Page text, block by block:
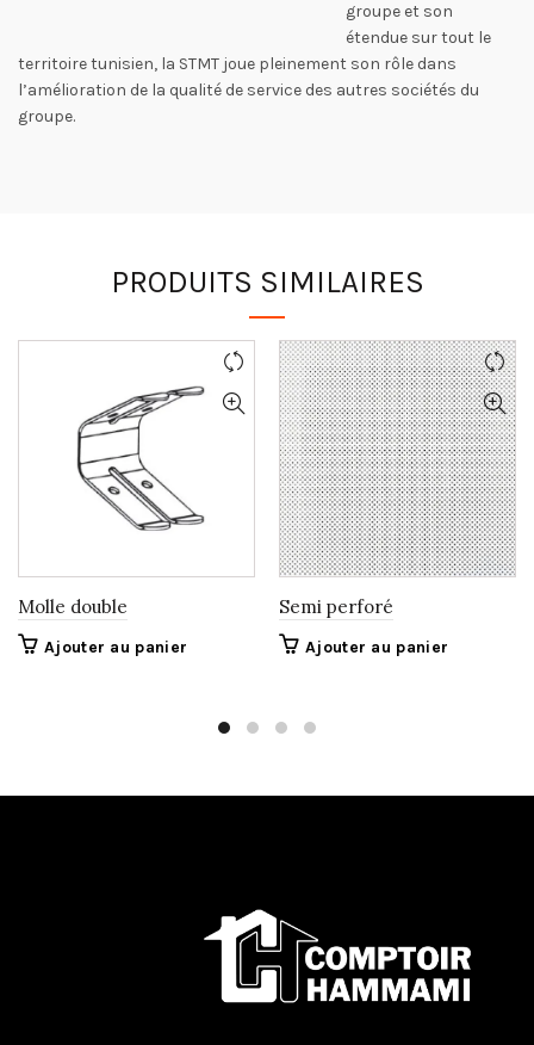
groupe et son
étendue sur tout le
territoire tunisien, la STMT joue pleinement son rôle dans
l’amélioration de la qualité de service des autres sociétés du
groupe.
PRODUITS SIMILAIRES
Molle double
Ajouter au panier
Semi perforé
Ajouter au panier